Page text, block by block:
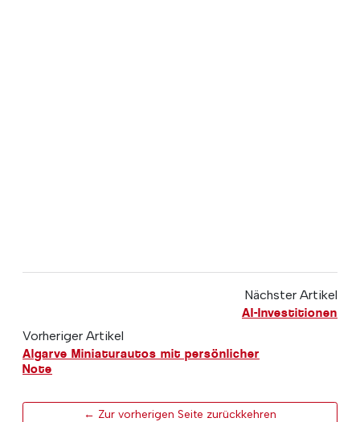
Nächster Artikel
AI-Investitionen
Vorheriger Artikel
Algarve Miniaturautos mit persönlicher
Note
← Zur vorherigen Seite zurückkehren